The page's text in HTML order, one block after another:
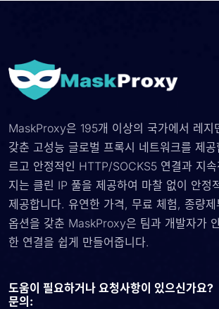
MaskProxy은 195개 이상의 국가에서 레지
갖춘 고성능 글로벌 프록시 네트워크를 제
르고 안정적인 HTTP/SOCKS5 연결과 지속
지는 클린 IP 풀을 제공하여 마찰 없이 안정
제공합니다. 유연한 가격, 무료 체험, 종량제
옵션을 갖춘 MaskProxy은 팀과 개발자가
한 연결을 쉽게 만들어줍니다.
도움이 필요하거나 요청사항이 있으신가요?
문의: